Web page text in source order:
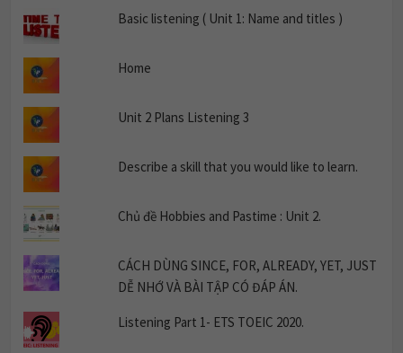
Basic listening ( Unit 1: Name and titles )
Home
Unit 2 Plans Listening 3
Describe a skill that you would like to learn.
Chủ đề Hobbies and Pastime : Unit 2.
CÁCH DÙNG SINCE, FOR, ALREADY, YET, JUST
DỄ NHỚ VÀ BÀI TẬP CÓ ĐÁP ÁN.
Listening Part 1- ETS TOEIC 2020.